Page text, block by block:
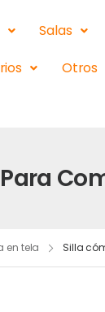
Salas
Otros
en tela Silla